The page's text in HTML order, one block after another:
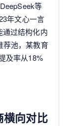
等
年文心一言
过结构化内
荐池，某教育
及率从18%
横向对比